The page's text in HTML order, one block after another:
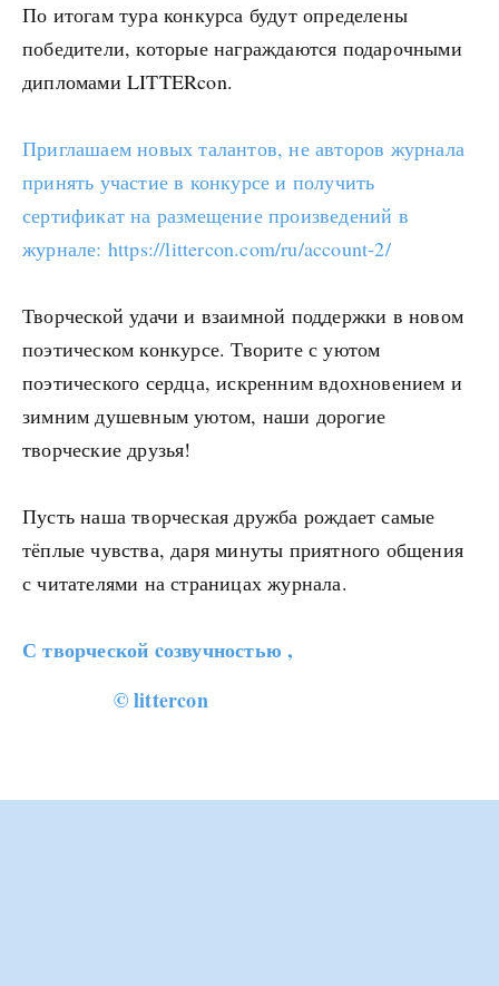
По итогам тура конкурса будут определены
победители, которые награждаются подарочными
дипломами LITTERcon.
Приглашаем новых талантов, не авторов журнала
принять участие в конкурсе и получить
сертификат на размещение произведений в
журнале: https://littercon.com/ru/account-2/
Творческой удачи и взаимной поддержки в новом
поэтическом конкурсе. Творите с уютом
поэтического сердца, искренним вдохновением и
зимним душевным уютом, наши дорогие
творческие друзья!
Пусть наша творческая дружба рождает самые
тёплые чувства, даря минуты приятного общения
с читателями на страницах журнала.
С творческой cозвучностью ,
© littercon